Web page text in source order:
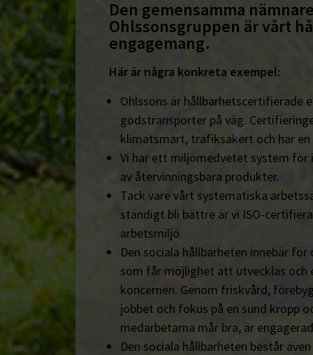
Den gemensamma
Ohlssonsgruppen är vårt
engagemang.
Här är några konkreta exempel:
Ohlssons är hållbarhetscertifierade
godstransporter på väg.
klimatsmart, trafiksäkert och har
Vi har ett miljömedvetet system för
av återvinningsbara produkter.
Tack vare vårt systematiska
ständigt bli bättre är vi ISO-
arbetsmiljö.
Den sociala hållbarheten innebär
som får möjlighet att utvecklas och
koncernen. Genom friskvård,
jobbet och fokus på en sund kropp
medarbetarna mår bra, är
Den sociala hållbarheten består